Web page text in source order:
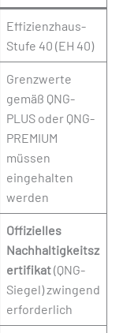
Effizienzhaus-
Stufe 40 (EH 40)
Grenzwerte
gemäß QNG-
PLUS oder QNG-
PREMIUM
müssen
eingehalten
werden
Offizielles
Nachhaltigkeitsz
ertifikat(QNG-
Siegel) zwingend
erforderlich